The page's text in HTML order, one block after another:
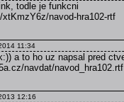
todle je funkcni
navod-hra102-rtf
11:34
a to ho uz napsal pred
navdat/navod_hra102.rtf
12:16